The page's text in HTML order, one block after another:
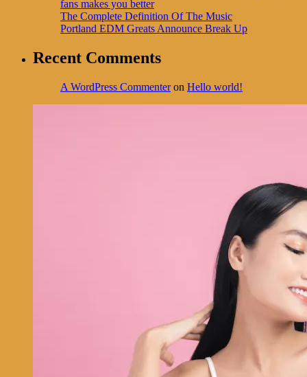
fans makes you better
The Complete Definition Of The Music
Portland EDM Greats Announce Break Up
Recent Comments
A WordPress Commenteron Hello world!